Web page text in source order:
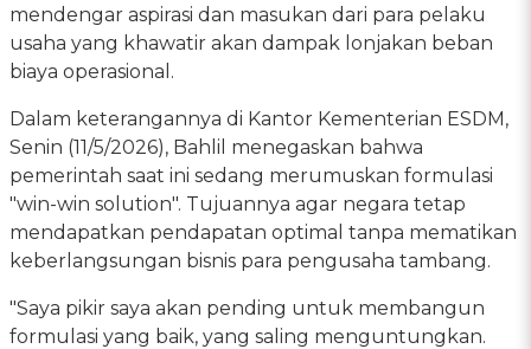
mendengar aspirasi dan masukan dari para pelaku
usaha yang khawatir akan dampak lonjakan beban
biaya operasional.
Dalam keterangannya di Kantor Kementerian ESDM,
Senin (11/5/2026), Bahlil menegaskan bahwa
pemerintah saat ini sedang merumuskan formulasi
"win-win solution". Tujuannya agar negara tetap
mendapatkan pendapatan optimal tanpa mematikan
keberlangsungan bisnis para pengusaha tambang.
"Saya pikir saya akan pending untuk membangun
formulasi yang baik, yang saling menguntungkan.